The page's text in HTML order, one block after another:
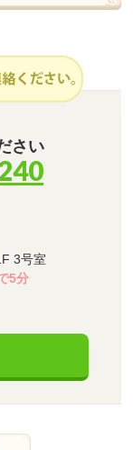
さい
3号室
5分